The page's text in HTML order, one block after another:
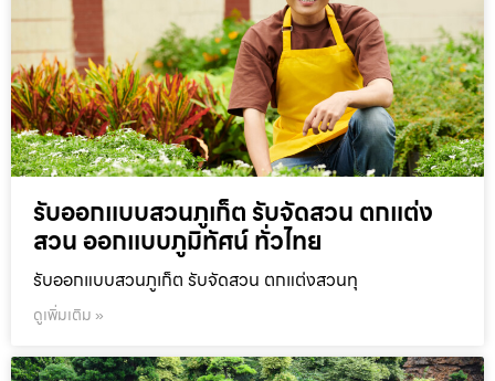
รับออกแบบสวนภูเก็ต รับจัดสวน ตกแต่ง
สวน ออกแบบภูมิทัศน์ ทั่วไทย
รับออกแบบสวนภูเก็ต รับจัดสวน ตกแต่งสวนทุ
ดูเพิ่มเติม »